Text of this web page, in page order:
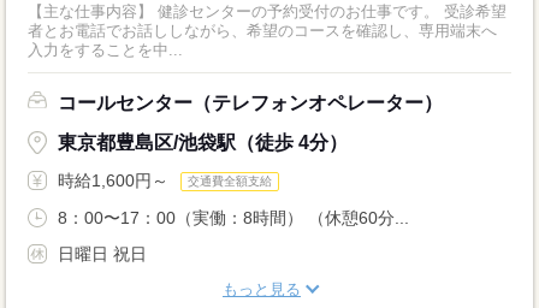
【主な仕事内容】 健診センターの予約受付のお仕事です。 受診希望
者とお電話でお話ししながら、希望のコースを確認し、専用端末へ
入力をすることを中...
コールセンター（テレフォンオペレーター）
東京都豊島区/池袋駅（徒歩 4分）
時給1,600円～ 交通費全額支給
8：00〜17：00（実働：8時間） （休憩60分...
日曜日 祝日
もっと見る